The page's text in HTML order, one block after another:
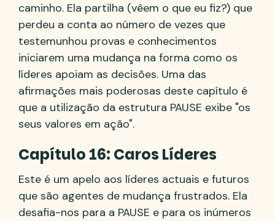
caminho. Ela partilha (vêem o que eu fiz?) que
perdeu a conta ao número de vezes que
testemunhou provas e conhecimentos
iniciarem uma mudança na forma como os
líderes apoiam as decisões. Uma das
afirmações mais poderosas deste capítulo é
que a utilização da estrutura PAUSE exibe "os
seus valores em ação".
Capítulo 16: Caros Líderes
Este é um apelo aos líderes actuais e futuros
que são agentes de mudança frustrados. Ela
desafia-nos para a PAUSE e para os inúmeros